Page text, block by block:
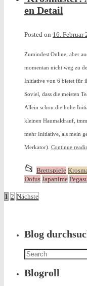
posted
in
en Detail
Posted on 16. Februar
Zumindest Online, aber
momentan nicht weg zu
Initiative von 6 bietet für
Soviel, dass die meisten
Allein schon die hohe
kleinen Haumaldrauf,
mehr Initiative, als mein
Merkator). Continue
📂 This
entry
was
Brettspiele
Dofus Japanime
Beitragsnavigation
1 2 Nächste
Blog
Search
for:
Blogroll